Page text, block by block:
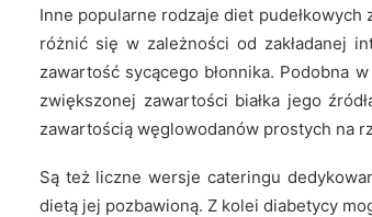
Dieta Slim przeznaczona jest dla osób,
BEZPŁATNA DOSTAWA NA TERENIE
READ MORE
Inne popularne rodzaje diet
różnić się w zależności od zakładanej
zawartość sycącego błonnika. Podobna
zwiększonej zawartości białka jego
zawartością węglowodanów prostych na
Są też liczne wersje cateringu
dietą jej pozbawioną. Z kolei diabetycy